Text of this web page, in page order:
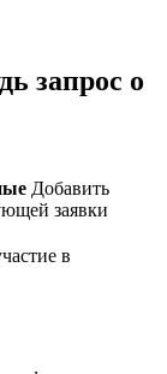
запрос о
Добавить
заявки
в